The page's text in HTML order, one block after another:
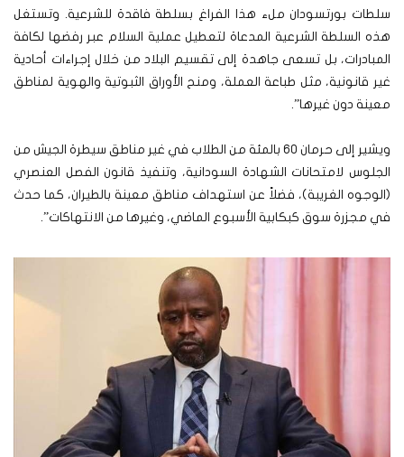
سلطات بورتسودان ملء هذا الفراغ بسلطة فاقدة للشرعية. وتستغل
هذه السلطة الشرعية المدعاة لتعطيل عملية السلام عبر رفضها لكافة
المبادرات، بل تسعى جاهدة إلى تقسيم البلاد من خلال إجراءات أحادية
غير قانونية، مثل طباعة العملة، ومنح الأوراق الثبوتية والهوية لمناطق
معينة دون غيرها”.
ويشير إلى حرمان 60 بالمئة من الطلاب في غير مناطق سيطرة الجيش من
الجلوس لامتحانات الشهادة السودانية، وتنفيذ قانون الفصل العنصري
(الوجوه الغريبة)، فضلاً عن استهداف مناطق معينة بالطيران، كما حدث
في مجزرة سوق كبكابية الأسبوع الماضي، وغيرها من الانتهاكات”.